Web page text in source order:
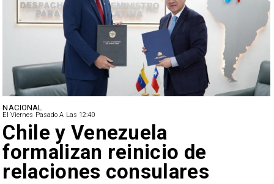
NACIONAL
El Viernes Pasado A Las 12:40
Feriantes rechazan dichos
de Camila Flores sobre
Fabiola Campillai